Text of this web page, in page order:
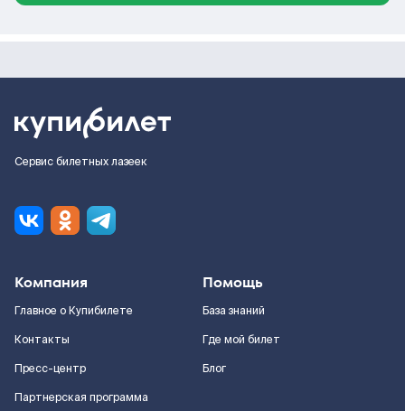
Сервис билетных лазеек
Компания
Главное о Купибилете
Контакты
Пресс-центр
Партнерская программа
Помощь
База знаний
Где мой билет
Блог